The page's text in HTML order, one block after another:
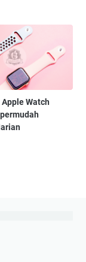
Watch